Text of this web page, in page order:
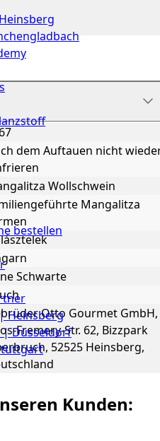
bestellen
Heinsberg
| Düsseldorf
dem Auftauen nicht
Wollschwein
Mangalitza
Schwarte
Otto Gourmet GmbH,
Fremery-Str. 62, Bizzpark
52525 Heinsberg,
Kunden: